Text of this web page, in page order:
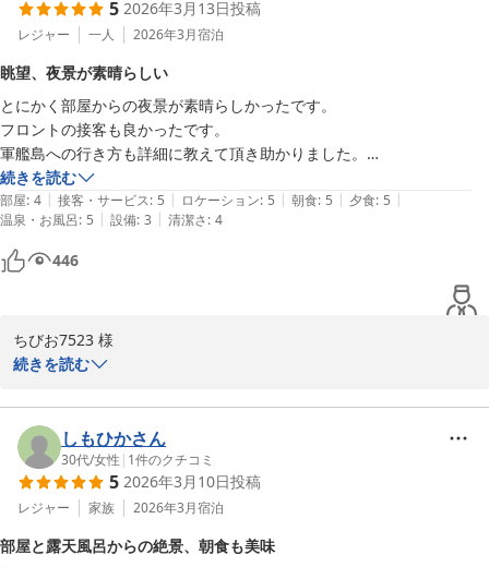
るよう、今後も努力してまいります。また、アクセスに関しまして
は、急な坂道についてのご意見、重ねて感謝いたします。お客様の
またのご宿泊をお待ちしております。
にっしょうかん新館梅松鶴
2026-04-03
5 2026年3月13日投稿
レジャー 一人 2026年3月宿泊
眺望、夜景が素晴らしい
とにかく部屋からの夜景が素晴らしかったです。
フロントの接客も良かったです。
軍艦島への行き方も詳細に教えて頂き助かりました。
部屋の設備は古いが眺望や食事が良かったので言う事なしでした。
続きを読む
部屋: 4 | 接客・サービス: 5 | ロケーション: 5 | 朝食: 5 | 夕食: 5 |
温泉・お風呂: 5 | 設備: 3 | 清潔さ: 4
446
ちびお7523 様
がとうございます。お部屋からの夜景やフロントの接客について高
く評価していただき、大変嬉しく思います。また、軍艦島への行き
方に関する情報がお役に立てたとのこと、何よりです。設備の古さ
についてのご指摘は、今後の参考にさせていただきます。引き続
き、皆様にご満足いただけるよう努めてまいります。
また機会がございましたらにっしょうかん新館梅松鶴をご利用下さ
続きを読む
しもひかさん
30代/女性 | 1件のクチコミ
5 2026年3月10日投稿
レジャー 家族 2026年3月宿泊
部屋と露天風呂からの絶景、朝食も美味